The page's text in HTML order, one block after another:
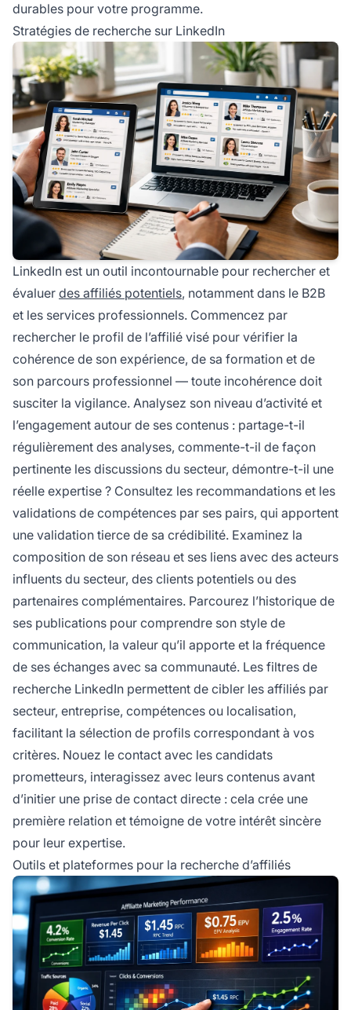
durables pour votre programme.
Stratégies de recherche sur LinkedIn
LinkedIn est un outil incontournable pour rechercher et
évaluer des affiliés potentiels, notamment dans le B2B
et les services professionnels. Commencez par
rechercher le profil de l’affilié visé pour vérifier la
cohérence de son expérience, de sa formation et de
son parcours professionnel — toute incohérence doit
susciter la vigilance. Analysez son niveau d’activité et
l’engagement autour de ses contenus : partage-t-il
régulièrement des analyses, commente-t-il de façon
pertinente les discussions du secteur, démontre-t-il une
réelle expertise ? Consultez les recommandations et les
validations de compétences par ses pairs, qui apportent
une validation tierce de sa crédibilité. Examinez la
composition de son réseau et ses liens avec des acteurs
influents du secteur, des clients potentiels ou des
partenaires complémentaires. Parcourez l’historique de
ses publications pour comprendre son style de
communication, la valeur qu’il apporte et la fréquence
de ses échanges avec sa communauté. Les filtres de
recherche LinkedIn permettent de cibler les affiliés par
secteur, entreprise, compétences ou localisation,
facilitant la sélection de profils correspondant à vos
critères. Nouez le contact avec les candidats
prometteurs, interagissez avec leurs contenus avant
d’initier une prise de contact directe : cela crée une
première relation et témoigne de votre intérêt sincère
pour leur expertise.
Outils et plateformes pour la recherche d’affiliés